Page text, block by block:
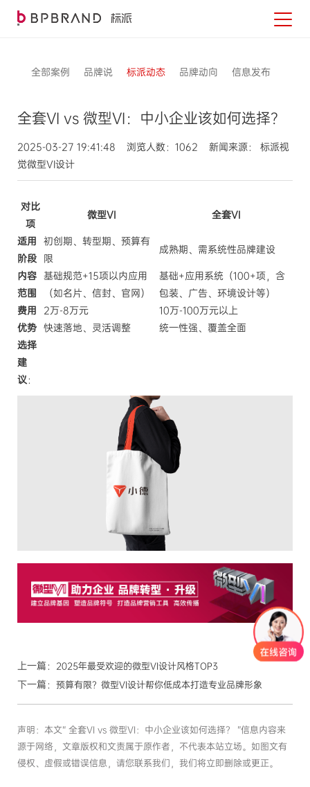
全部案例 品牌说 标派动态 品牌动向 信息发布
全套VI vs 微型VI：中小企业该如何选择？
2025-03-27 19:41:48 浏览人数：1062 新闻来源： 标派视
觉微型VI设计
对比
项
微型VI 全套VI
适用
阶段
初创期、转型期、预算有
限
成熟期、需系统性品牌建设
内容
范围
基础规范+15项以内应用
（如名片、信封、官网）
基础+应用系统（100+项，含
包装、广告、环境设计等）
费用
2万-8万元
10万-100万元以上
优势 快速落地、灵活调整
统一性强、覆盖全面
选择
建
议：
上一篇： 2025年最受欢迎的微型VI设计风格TOP3
下一篇： 预算有限？微型VI设计帮你低成本打造专业品牌形象
声明：本文“ 全套VI vs 微型VI：中小企业该如何选择？ ”信息内容来
源于网络，文章版权和文责属于原作者，不代表本站立场。如图文有
侵权、虚假或错误信息，请您联系我们，我们将立即删除或更正。